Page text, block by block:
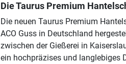
Die Taurus Premium
Die neuen Taurus Premium
ACO Guss in Deutschland
zwischen der Gießerei in
ein hochpräzises und langlebiges